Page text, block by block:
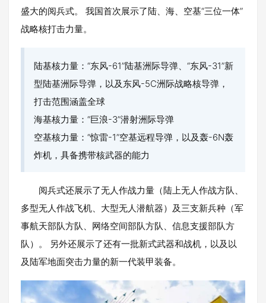
盛大的阅兵式。 我国首次展示了陆、海、空基“三位一体”
战略核打击力量。
陆基核力量：“东风-61”陆基洲际导弹、“东风-31”新
型陆基洲际导弹，以及东风-5C洲际战略核导弹，
打击范围涵盖全球
海基核力量：“巨浪-3”潜射洲际导弹
空基核力量：“惊雷-1”空基远程导弹，以及轰-6N轰
炸机，具备携带核武器的能力
阅兵式还展示了无人作战力量（陆上无人作战方队、
多型无人作战飞机、大型无人潜航器）及三支新兵种（军
事航天部队方队、网络空间部队方队、信息支援部队方
队）。 另外还展示了还有一批新式武器和战机，以及以
及陆军地面突击力量的新一代装甲装备。